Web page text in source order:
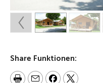
Share Funktionen: